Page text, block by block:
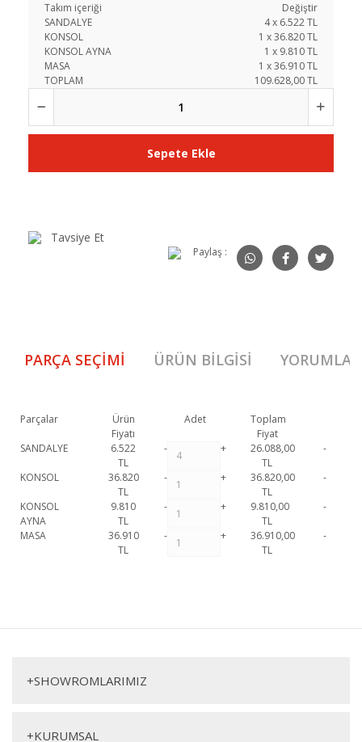
Takım içeriği
Değiştir
SANDALYE
4x 6.522TL
KONSOL
1 x36.820TL
KONSOL AYNA
1 x 9.810TL
MASA
1 x36.910TL
TOPLAM
109.628,00 TL
Sepete Ekle
Tavsiye Et
Paylaş :
PARÇA SEÇIMI ÜRÜN BILGISI YORUMLAR
Parçalar
Ürün
Fiyatı
Adet
Toplam
Fiyat
SANDALYE
6.522
TL
- +
26.088,00
TL
-
KONSOL
36.820
TL
- +
36.820,00
TL
-
KONSOL
AYNA
9.810
TL
- +
9.810,00
TL
-
MASA
36.910
TL
- +
36.910,00
TL
-
Almira Yemek Odası Takımı
+SHOWROMLARIMIZ
+KURUMSAL